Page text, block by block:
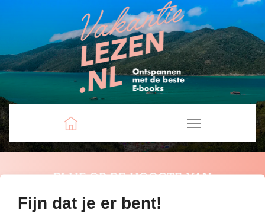
Fijn dat je er bent!
BLIJF OP DE HOOGTE VAN
VAKANTIELEZEN. SCHRIJF JE NU IN
VOOR DE NIEUWSBRIEF!